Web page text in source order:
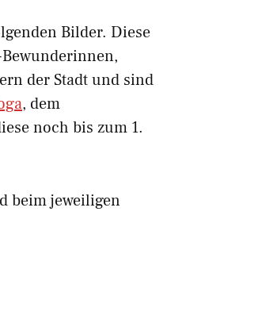
Bilder. Diese
der Stadt und sind
, dem
noch bis zum 1.
beim jeweiligen